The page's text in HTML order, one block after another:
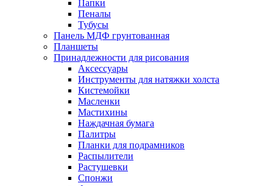
Папки
Пеналы
Тубусы
Панель МДФ грунтованная
Планшеты
Принадлежности для рисования
Аксессуары
Инструменты для натяжки холста
Кистемойки
Масленки
Мастихины
Наждачная бумага
Палитры
Планки для подрамников
Распылители
Растушевки
Спонжи